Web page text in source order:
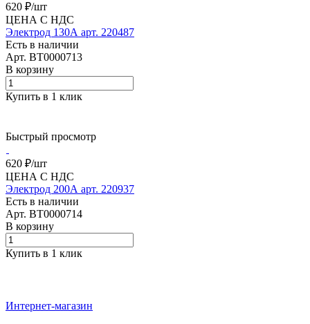
620 ₽/шт
ЦЕНА С НДС
Электрод 130А арт. 220487
Есть в наличии
Арт. BT0000713
В корзину
Купить в 1 клик
Быстрый просмотр
620 ₽/шт
ЦЕНА С НДС
Электрод 200А арт. 220937
Есть в наличии
Арт. BT0000714
В корзину
Купить в 1 клик
Интернет-магазин